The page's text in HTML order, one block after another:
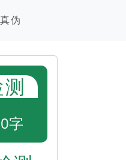
伪
字